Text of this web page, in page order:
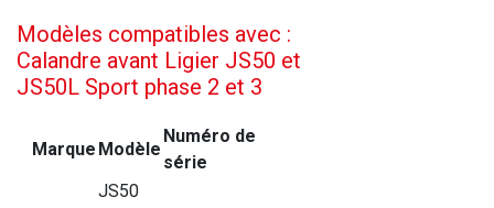
Modèles compatibles avec :
Calandre avant Ligier JS50 et
JS50L Sport phase 2 et 3
Marque Modèle
Numéro de
série
JS50